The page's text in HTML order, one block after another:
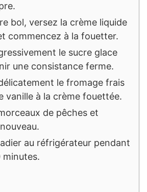
bol, versez la crème liquide
commencez à la fouetter.
le sucre glace
une consistance ferme.
le fromage frais
vanille à la crème fouettée.
de pêches et
au réfrigérateur pendant
minutes.